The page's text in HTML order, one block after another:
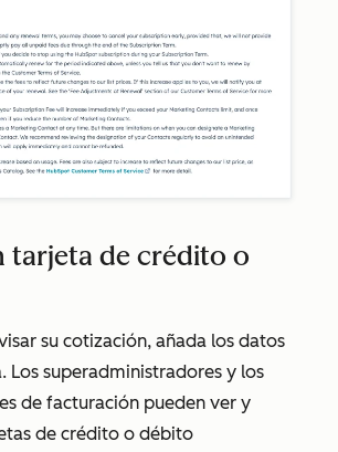
tarjeta de crédito o
su cotización, añada los datos
Los superadministradores y los
de facturación pueden ver y
de crédito o débito